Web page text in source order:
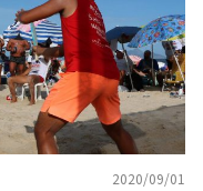
2020/09/01